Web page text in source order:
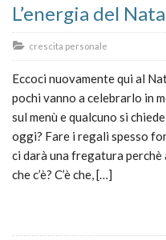
L’energia del
crescita personale
Eccoci nuovamente qui al
pochi vanno a celebrarlo in
sul menù e qualcuno si
oggi? Fare i regali spesso
ci darà una fregatura
che c’è? C’è che, […]